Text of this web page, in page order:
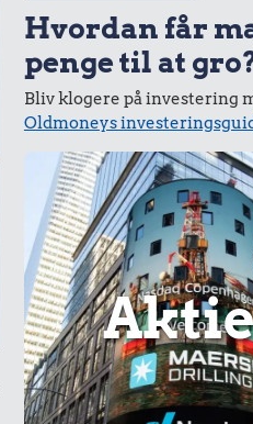
Hvordan får
penge til at
Bliv klogere på investering
Oldmoneys